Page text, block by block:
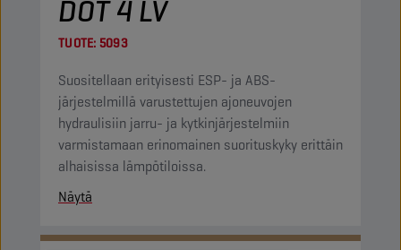
DOT 4 LV
TUOTE: 5093
Suositellaan erityisesti ESP- ja ABS-
järjestelmillä varustettujen ajoneuvojen
hydraulisiin jarru- ja kytkinjärjestelmiin
varmistamaan erinomainen suorituskyky erittäin
alhaisissa lämpötiloissa.
Näytä